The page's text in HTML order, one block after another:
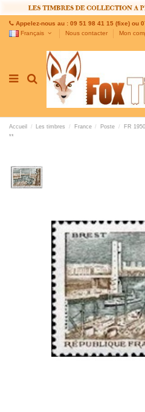
Appelez-nous au : 09 51 98 41 15 (fixe) ou
Français
Nous contacter Mon
Accueil Les timbres France Poste FR
**